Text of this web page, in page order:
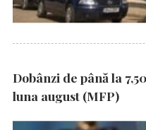
Dobânzi de până la
luna august (MFP)